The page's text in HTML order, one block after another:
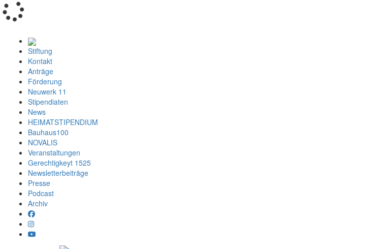
Stiftung
Kontakt
Anträge
Förderung
Neuwerk 11
Stipendiaten
News
HEIMATSTIPENDIUM
Bauhaus100
NOVALIS
Veranstaltungen
Gerechtigkeyt 1525
Newsletterbeiträge
Presse
Podcast
Archiv